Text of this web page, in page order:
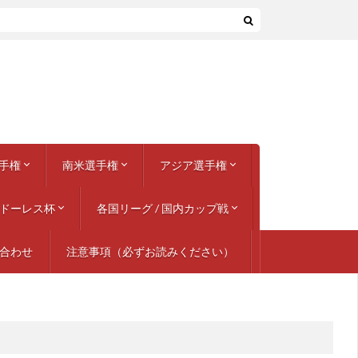
権
ランス
ペイン
タリア
ルギー
ゴスラビア
タリア
ランス
ドイツ
ウェーデン
ングランド
ギー / オランダ
ルトガル
イス / オーストリア
ーランド / ウクライナ
ランス
ンズリーグ 2018-19
11都市開催
ンズリーグ 2020-21
ンズリーグ 2022-23
ドイツ
ーションズリーグ 2024-25
南米選手権
1957 ペルー
1959 アルゼンチン
1975 第30回
1979 第31回
1983 第32回
1987 アルゼンチン
1989 ブラジル
1991 チリ
1993 エクアドル
1995 ウルグアイ
1997 ボリビア
1999 パラグアイ
2001 コロンビア
2004 ペルー
2007 ベネズエラ
2011 アルゼンチン
2015 チリ
2016 センテナリオ / アメリカ
2019 ブラジル
2021 ブラジル
2024 アメリカ
アジア選手権
AFCアジア・カップ
アジア競技大会 (サッカー競技)
ダイナスティ・カップ
東アジア選手権 / EAFF
AFC U-23選手権
AFC U-19選手権
オンズリーグ
ーレス杯 各国リーグ / 国内カップ戦
イタリア
イングランド
オランダ
スコットランド
スペイン
ドイツ
フランス
アルゼンチン
ブラジル
北米 / アメリカ
日本、その他の国
わせ 注意事項（必ずお読みください）